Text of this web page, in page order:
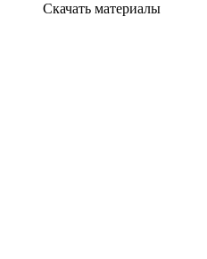
Скачать материалы